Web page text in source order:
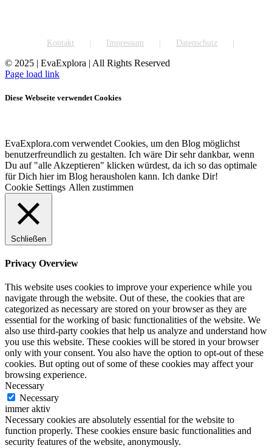
Kontakt Impressum Datenschutz
© 2025 | EvaExplora | All Rights Reserved
Facebook
Instagram
Pinterest
YouTube
Rss
Page load link
Diese Webseite verwendet Cookies
EvaExplora.com verwendet Cookies, um den Blog möglichst
benutzerfreundlich zu gestalten. Ich wäre Dir sehr dankbar, wenn
Du auf "alle Akzeptieren" klicken würdest, da ich so das optimale
für Dich hier im Blog herausholen kann. Ich danke Dir!
Cookie Settings Allen zustimmen
Schließen
Privacy Overview
This website uses cookies to improve your experience while you
navigate through the website. Out of these, the cookies that are
categorized as necessary are stored on your browser as they are
essential for the working of basic functionalities of the website. We
also use third-party cookies that help us analyze and understand how
you use this website. These cookies will be stored in your browser
only with your consent. You also have the option to opt-out of these
cookies. But opting out of some of these cookies may affect your
browsing experience.
Necessary
Necessary
immer aktiv
Necessary cookies are absolutely essential for the website to
function properly. These cookies ensure basic functionalities and
security features of the website, anonymously.